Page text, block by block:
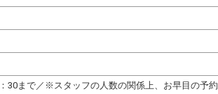
30まで／※スタッフの人数の関係上、お早目の予約